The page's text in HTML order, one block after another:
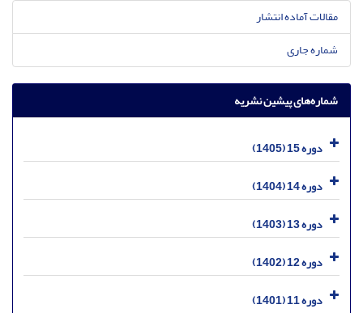
مقالات آماده انتشار
شماره جاری
شماره‌های پیشین نشریه
دوره 15 (1405)
دوره 14 (1404)
دوره 13 (1403)
دوره 12 (1402)
دوره 11 (1401)